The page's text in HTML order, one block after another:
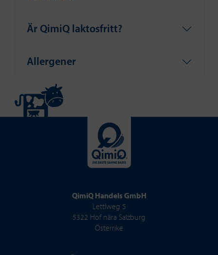
Är QimiQ laktosfritt?
Allergener
QimiQ Handels GmbH
Lettlweg 5
5322 Hof nära Salzburg
Österrike